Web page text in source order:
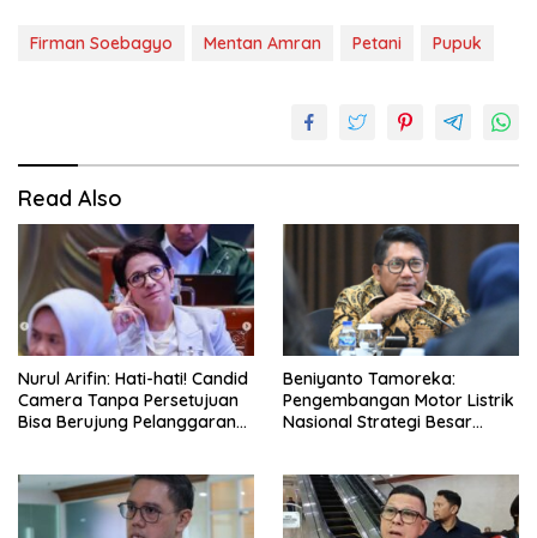
Firman Soebagyo Mentan Amran Petani Pupuk
Read Also
Nurul Arifin: Hati-hati! Candid
Camera Tanpa Persetujuan
Bisa Berujung Pelanggaran
Beniyanto Tamoreka:
Pengembangan Motor Listrik
Nasional Strategi Besar